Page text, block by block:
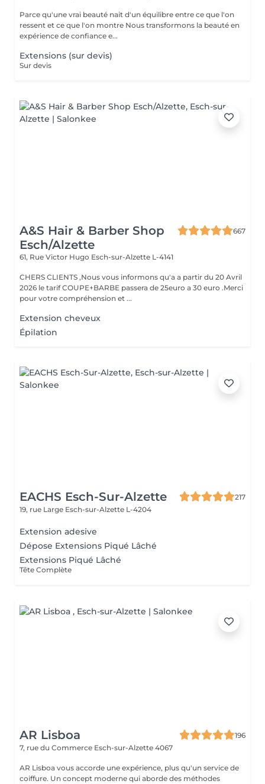
Parce qu'une vrai beauté nait d'un équilibre entre ce que l'on
ressent et ce que l'on montre Nous transformons la beauté en
expérience de confiance e...
Extensions (sur devis)
Sur devis
A&S Hair & Barber Shop
Esch/Alzette
667
61, Rue Victor Hugo Esch-sur-Alzette L-4141
CHERS CLIENTS ,Nous vous informons qu'a a partir du 20 Avril
2026 le tarif COUPE+BARBE passera de 25euro a 30 euro .Merci
pour votre compréhension et ...
Extension cheveux
Épilation
EACHS Esch-Sur-Alzette
217
19, rue Large Esch-sur-Alzette L-4204
Extension adesive
Dépose Extensions Piqué Lâché
Extensions Piqué Lâché
Tête Complète
AR Lisboa
196
7, rue du Commerce Esch-sur-Alzette 4067
AR Lisboa vous accorde une expérience, plus qu'un service de
coiffure. Un concept moderne qui aborde des méthodes